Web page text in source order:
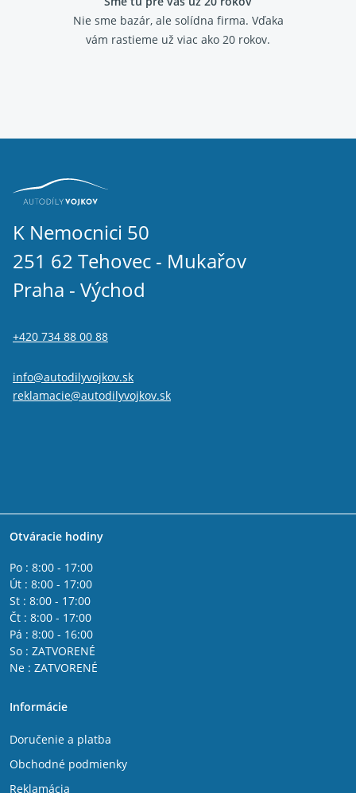
Nie sme bazár, ale solídna firma. Vďaka
vám rastieme už viac ako 20 rokov.
K Nemocnici 50
251 62 Tehovec - Mukařov
Praha - Východ
+420 734 88 00 88
info@autodilyvojkov.sk
reklamacie@autodilyvojkov.sk
Otváracie hodiny
Po : 8:00 - 17:00
Út : 8:00 - 17:00
St : 8:00 - 17:00
Čt : 8:00 - 17:00
Pá : 8:00 - 16:00
So : ZATVORENÉ
Ne : ZATVORENÉ
Informácie
Doručenie a platba
Obchodné podmienky
Reklamácia